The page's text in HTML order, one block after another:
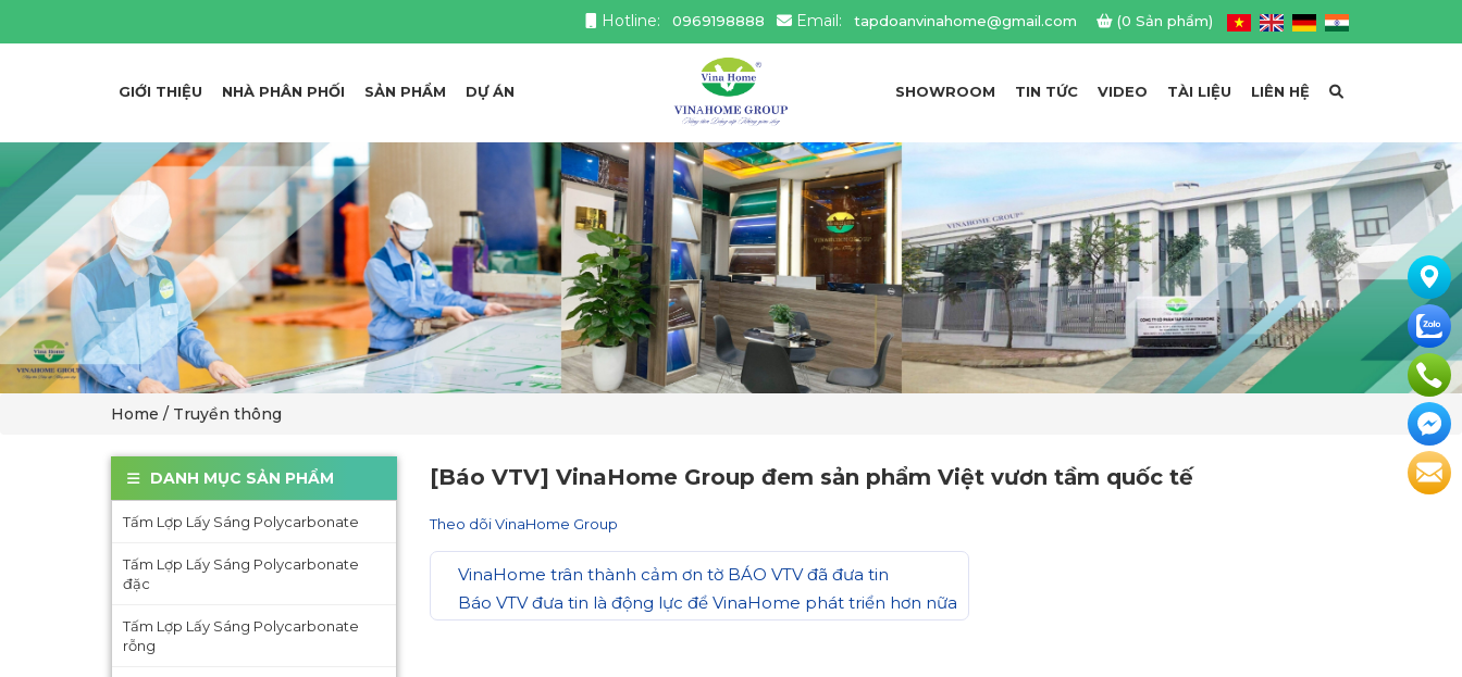
Hotline: 0969198888 Email: tapdoanvinahome@gmail.com (0 Sản phẩm)
GIỚI THIỆU NHÀ PHÂN PHỐI SẢN PHẨM DỰ ÁN SHOWROOM TIN TỨC VIDEO TÀI LIỆU LIÊN HỆ
Home / Truyền thông
DANH MỤC SẢN PHẨM
Tấm Lợp Lấy Sáng Polycarbonate
Tấm Lợp Lấy Sáng Polycarbonate
đặc
Tấm Lợp Lấy Sáng Polycarbonate
rỗng
[Báo VTV] VinaHome Group đem sản phẩm Việt vươn tầm quốc tế
Theo dõi VinaHome Group
VinaHome trân thành cảm ơn tờ BÁO VTV đã đưa tin
Báo VTV đưa tin là động lực để VinaHome phát triển hơn nữa